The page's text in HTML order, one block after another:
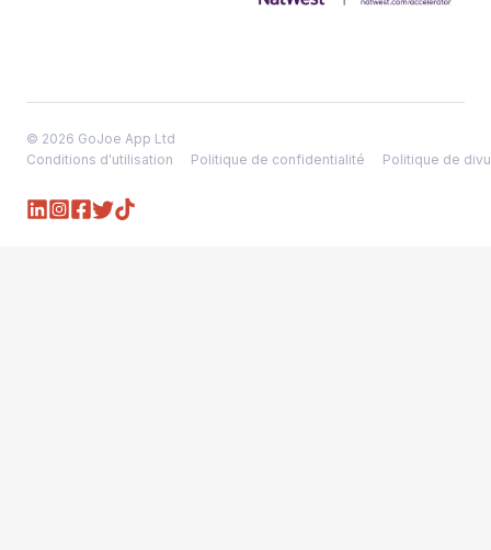
© 2026 GoJoe App Ltd
Conditions d'utilisation
Politique de confidentialité Politique de